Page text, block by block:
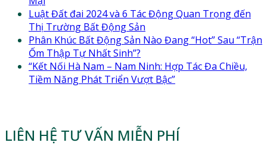
Luật Đất đai 2024 và 6 Tác Động Quan Trọng đến
Thị Trường Bất Động Sản
Phân Khúc Bất Động Sản Nào Đang “Hot” Sau “Trận
Ốm Thập Tự Nhất Sinh”?
“Kết Nối Hà Nam – Nam Ninh: Hợp Tác Đa Chiều,
Tiềm Năng Phát Triển Vượt Bậc”
LIÊN HỆ TƯ VẤN MIỄN PHÍ